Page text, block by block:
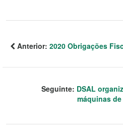
Anterior: 2020 Obrigações
Seguinte: DSAL
máquinas